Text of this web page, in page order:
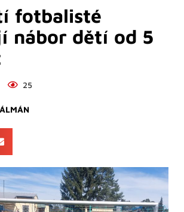
fotbalisté
nábor dětí od 5
25